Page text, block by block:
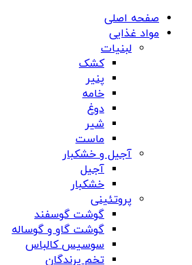
صفحه اصلی
مواد غذایی
لبنیات
کشک
پنیر
خامه
دوغ
شیر
ماست
آجیل و خشکبار
آجیل
خشکبار
پروتئینی
گوشت گوسفند
گوشت گاو و گوساله
سوسیس کالباس
تخم پرندگان